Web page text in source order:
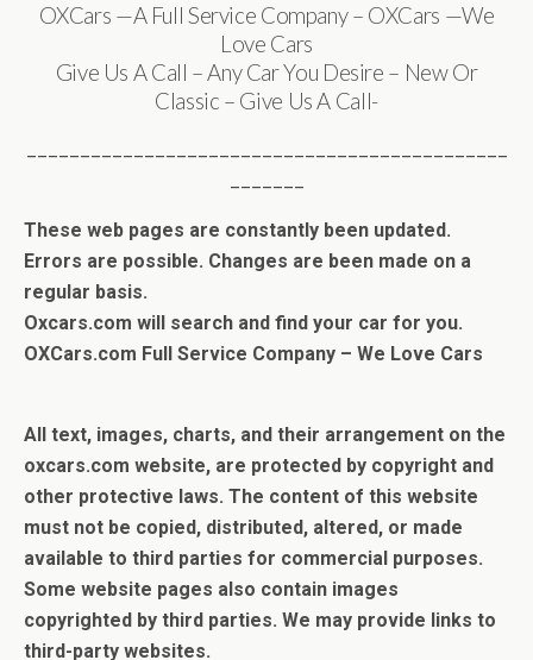
OXCars —A Full Service Company – OXCars —We
Love Cars
Give Us A Call – Any Car You Desire – New Or
Classic – Give Us A Call-
These web pages are constantly been updated.
Errors are possible. Changes are been made on a
regular basis.
Oxcars.com will search and find your car for you.
OXCars.com Full Service Company – We Love Cars
All text, images, charts, and their arrangement on the
oxcars.com website, are protected by copyright and
other protective laws. The content of this website
must not be copied, distributed, altered, or made
available to third parties for commercial purposes.
Some website pages also contain images
copyrighted by third parties. We may provide links to
third-party websites.